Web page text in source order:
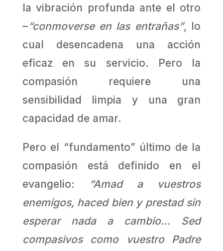
la vibración profunda ante el otro
–“conmoverse en las entrañas”, lo
cual desencadena una acción
eficaz en su servicio. Pero la
compasión requiere una
sensibilidad limpia y una gran
capacidad de amar.
Pero el “fundamento” último de la
compasión está definido en el
evangelio:
“Amad a vuestros
enemigos, haced bien y prestad sin
esperar nada a cambio… Sed
compasivos como vuestro Padre